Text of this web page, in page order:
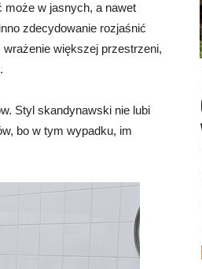
może w jasnych, a nawet
zdecydowanie rozjaśnić
większej przestrzeni,
Styl skandynawski nie lubi
bo w tym wypadku, im